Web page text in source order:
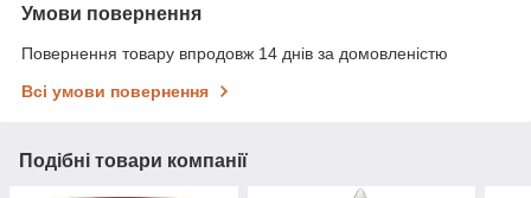
Умови повернення
Повернення товару впродовж 14 днів за домовленістю
Всі умови повернення
Подібні товари компанії